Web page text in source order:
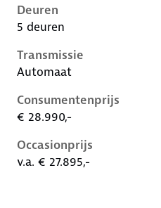
Deuren
5 deuren
Transmissie
Automaat
Consumentenprijs
€ 28.990,-
Occasionprijs
v.a. € 27.895,-